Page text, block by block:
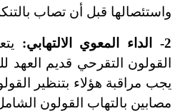
واستئصالها قبل أن تصاب
2- الداء المعوي الالتهابي:
القولون التقرحي قديم
يجب مراقبة هؤلاء بتنظير
مصابين بالتهاب القولون